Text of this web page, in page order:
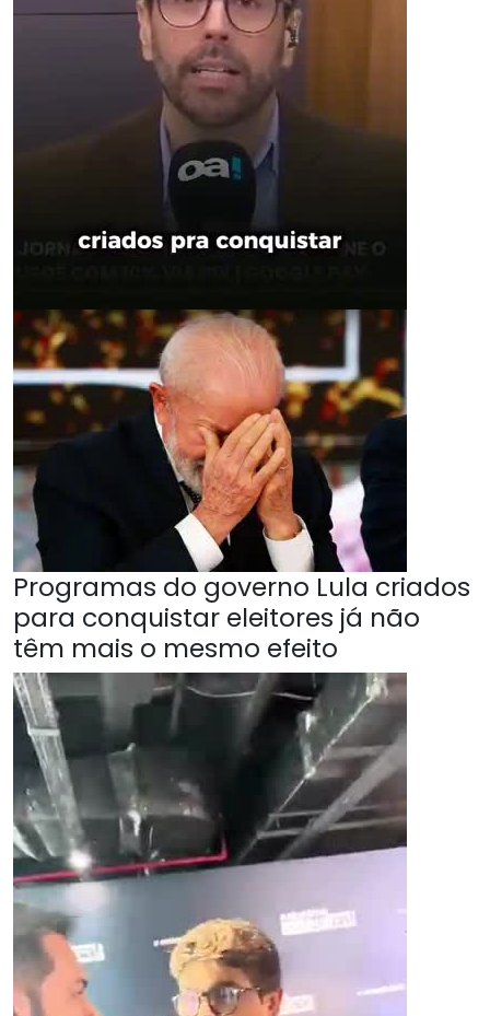
Programas do governo Lula criados
para conquistar eleitores já não
têm mais o mesmo efeito